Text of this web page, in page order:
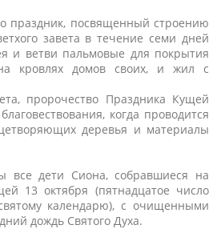
праздник, посвященный строению
завета в течение семи дней
и ветви пальмовые для покрытия
кровлях домов своих, и жил с
пророчество Праздника Кущей
когда проводится
деревья и материалы
все дети Сиона, собравшиеся на
13 октября (пятнадцатое число
календарю), с очищенными
дождь Святого Духа.